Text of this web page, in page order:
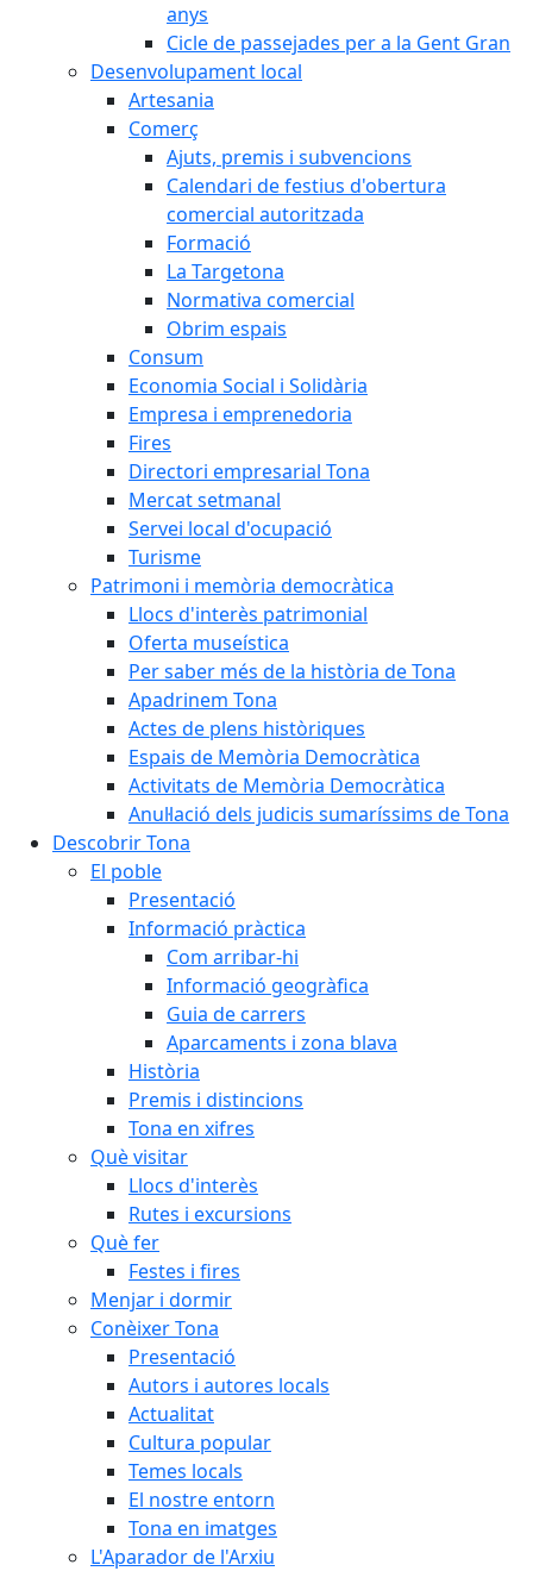
anys
Cicle de passejades per a la Gent Gran
Desenvolupament local
Artesania
Comerç
Ajuts, premis i subvencions
Calendari de festius d'obertura
comercial autoritzada
Formació
La Targetona
Normativa comercial
Obrim espais
Consum
Economia Social i Solidària
Empresa i emprenedoria
Fires
Directori empresarial Tona
Mercat setmanal
Servei local d'ocupació
Turisme
Patrimoni i memòria democràtica
Llocs d'interès patrimonial
Oferta museística
Per saber més de la història de Tona
Apadrinem Tona
Actes de plens històriques
Espais de Memòria Democràtica
Activitats de Memòria Democràtica
Anul·lació dels judicis sumaríssims de Tona
Descobrir Tona
El poble
Presentació
Informació pràctica
Com arribar-hi
Informació geogràfica
Guia de carrers
Aparcaments i zona blava
Història
Premis i distincions
Tona en xifres
Què visitar
Llocs d'interès
Rutes i excursions
Què fer
Festes i fires
Menjar i dormir
Conèixer Tona
Presentació
Autors i autores locals
Actualitat
Cultura popular
Temes locals
El nostre entorn
Tona en imatges
L'Aparador de l'Arxiu